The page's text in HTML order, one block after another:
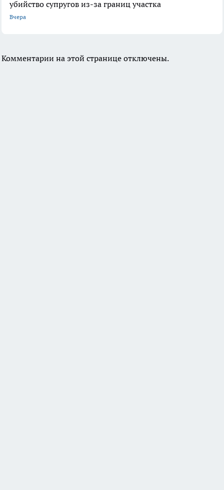
убийство супругов из-за границ участка
Вчера
Комментарии на этой странице отключены.